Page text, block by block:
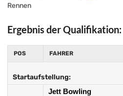
Rennen
Ergebnis der Qualifikation:
POS FAHRER
Startaufstellung:
Jett Bowling